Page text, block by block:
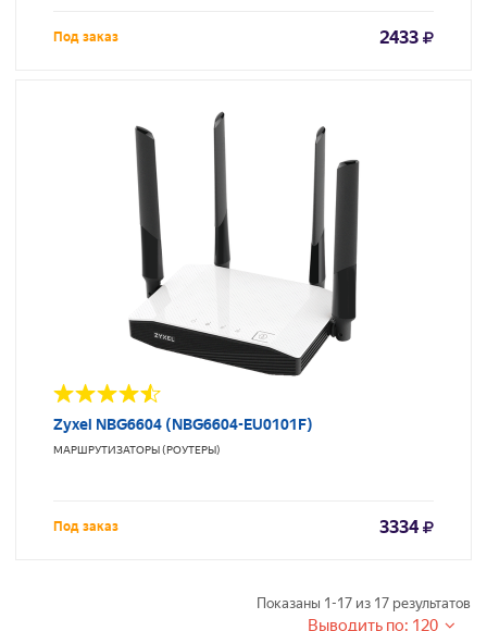
Под заказ 2433
Zyxel NBG6604 (NBG6604-EU0101F)
МАРШРУТИЗАТОРЫ (РОУТЕРЫ)
Под заказ 3334
Показаны 1-17 из 17 результатов
Выводить по: 120